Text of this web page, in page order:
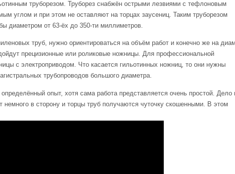
труборезом. Труборез снабжён острыми лезвиями с тефлоновым
углом и при этом не оставляют на торцах заусениц. Таким труборезом
диаметром от 63-ёх до 350-ти миллиметров.
труб, нужно ориентироваться на объём работ и конечно же на
прецизионные или роликовые ножницы. Для профессиональной
с электроприводом. Что касается гильотинных ножниц, то они нужны
трубопроводов большого диаметра.
опыт, хотя сама работа представляется очень простой. Дело
немного в сторону и торцы труб получаются чуточку скошенными. В этом